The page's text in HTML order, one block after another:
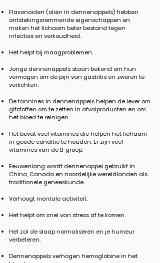
Flavonoïden (oliën in dennenappels) hebben
ontstekingsremmende eigenschappen en
maken het lichaam beter bestand tegen
infecties en verkoudheid.
Het helpt bij maagproblemen.
Jonge dennenappels staan ​​bekend om hun
vermogen om de pijn van gastritis en zweren te
verlichten.
De tannines in dennenappels helpen de lever om
gifstoffen om te zetten in afvalproducten en om
het bloed te reinigen.
Het bevat veel vitamines die helpen het lichaam
in goede conditie te houden. Er zijn veel
vitamines van de B-groep.
Eeuwenlang wordt dennenappel gebruikt in
China, Canada en noordelijke wereldlanden als
traditionele geneeskunde.
Verhoogt mentale activiteit.
Het helpt om snel van stress af te komen.
Het zal de slaap normaliseren en je humeur
verbeteren.
Dennenappels verhogen hemoglobine in het